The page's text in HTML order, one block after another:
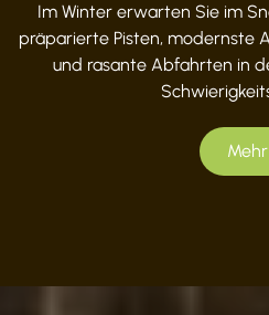
Im Winter erwarten Sie im
präparierte Pisten, modernste
und rasante Abfahrten in
Mehr